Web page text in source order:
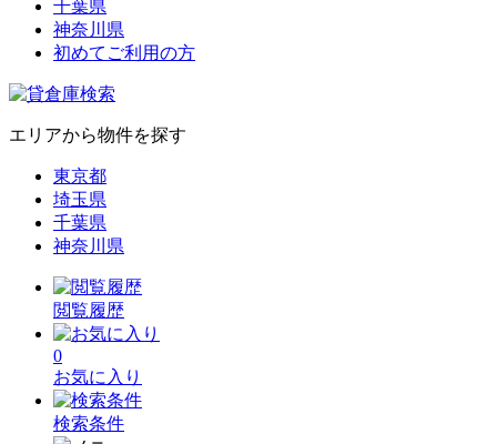
千葉県
神奈川県
初めてご利用の方
エリアから物件を探す
東京都
埼玉県
千葉県
神奈川県
閲覧履歴
0
お気に入り
検索条件